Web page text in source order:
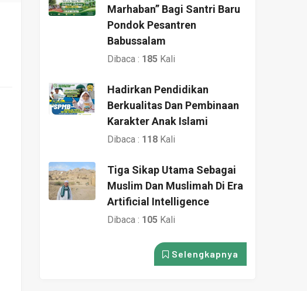
Marhaban” Bagi Santri Baru
Pondok Pesantren
Babussalam
Dibaca : 185 Kali
Hadirkan Pendidikan
Berkualitas Dan Pembinaan
Karakter Anak Islami
Dibaca : 118 Kali
Tiga Sikap Utama Sebagai
Muslim Dan Muslimah Di Era
Artificial Intelligence
Dibaca : 105 Kali
Selengkapnya